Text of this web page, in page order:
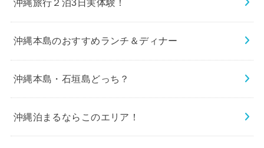
沖縄旅行２泊3日実体験！
沖縄本島のおすすめランチ＆ディナー
沖縄本島・石垣島どっち？
沖縄泊まるならこのエリア！